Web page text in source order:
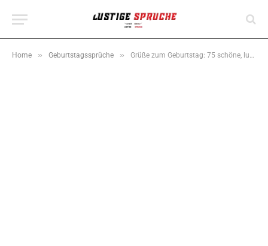
Home » Geburtstagssprüche » Grüße zum Geburtstag: 75 schöne, lustige & herzliche Wünsche